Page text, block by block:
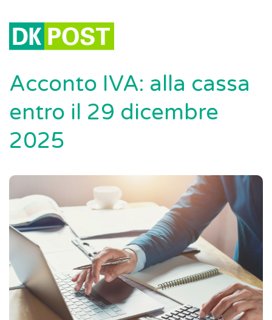
Acconto IVA: alla cassa
entro il 29 dicembre
2025